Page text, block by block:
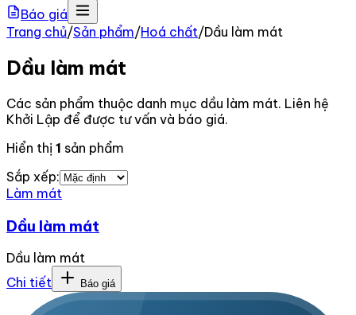
Báo giá
Trang chủ/Sản phẩm/Hoá chất/Dầu làm mát
Dầu làm mát
Các sản phẩm thuộc danh mục dầu làm mát. Liên hệ
Khởi Lập để được tư vấn và báo giá.
Hiển thị 1 sản phẩm
Sắp xếp:
Làm mát
Dầu làm mát
Dầu làm mát
Chi tiết
Báo giá